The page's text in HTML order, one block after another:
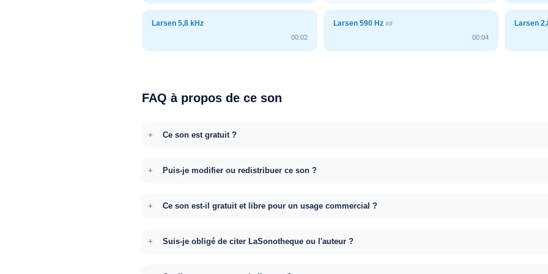
Larsen 5,8 kHz
00:02
Larsen 590 Hz #8
00:04
Larsen
FAQ à propos de ce son
Ce son est gratuit ?
Puis-je modifier ou redistribuer ce son ?
Ce son est-il gratuit et libre pour un usage commercial ?
Suis-je obligé de citer LaSonotheque ou l'auteur ?